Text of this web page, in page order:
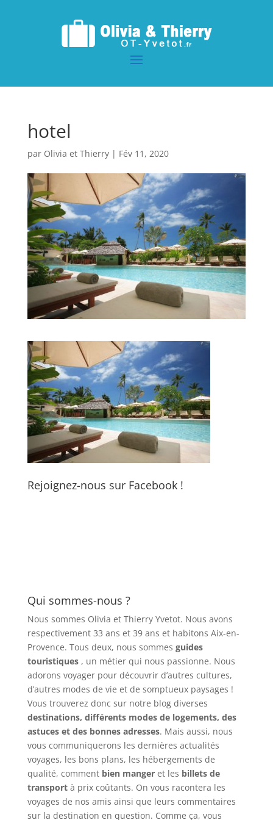
hotel
par Olivia et Thierry| Fév 11, 2020
Rejoignez-nous sur Facebook !
Qui sommes-nous ?
Nous sommes Olivia et Thierry Yvetot. Nous avons
respectivement 33 ans et 39 ans et habitons Aix-en-
Provence. Tous deux, nous sommes guides
touristiques , un métier qui nous passionne. Nous
adorons voyager pour découvrir d’autres cultures,
d’autres modes de vie et de somptueux paysages !
Vous trouverez donc sur notre blog diverses
destinations, différents modes de logements, des
astuces et des bonnes adresses. Mais aussi, nous
vous communiquerons les dernières actualités
voyages, les bons plans, les hébergements de
qualité, comment bien mangeret les billets de
transportà prix coûtants. On vous racontera les
voyages de nos amis ainsi que leurs commentaires
sur la destination en question. Comme ça, vous